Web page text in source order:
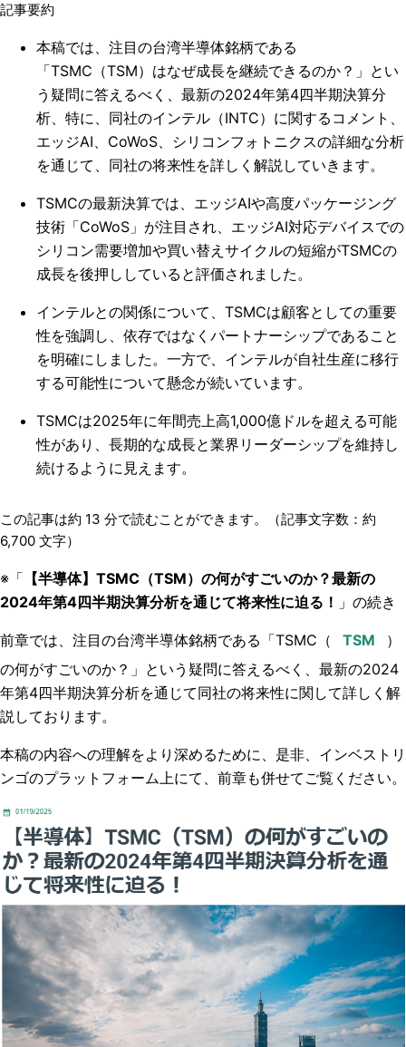
記事要約
本稿では、注目の台湾半導体銘柄である
「TSMC（TSM）はなぜ成長を継続できるのか？」とい
う疑問に答えるべく、最新の2024年第4四半期決算分
析、特に、同社のインテル（INTC）に関するコメント、
エッジAI、CoWoS、シリコンフォトニクスの詳細な分析
を通じて、同社の将来性を詳しく解説していきます。
TSMCの最新決算では、エッジAIや高度パッケージング
技術「CoWoS」が注目され、エッジAI対応デバイスでの
シリコン需要増加や買い替えサイクルの短縮がTSMCの
成長を後押ししていると評価されました。
インテルとの関係について、TSMCは顧客としての重要
性を強調し、依存ではなくパートナーシップであること
を明確にしました。一方で、インテルが自社生産に移行
する可能性について懸念が続いています。
TSMCは2025年に年間売上高1,000億ドルを超える可能
性があり、長期的な成長と業界リーダーシップを維持し
続けるように見えます。
この記事は約 13 分で読むことができます。（記事文字数：約
6,700 文字）
※「 【半導体】TSMC（TSM）の何がすごいのか？最新の
2024年第4四半期決算分析を通じて将来性に迫る！ 」の続き
前章では、注目の台湾半導体銘柄である「TSMC（
）
の何がすごいのか？」という疑問に答えるべく、最新の2024
年第4四半期決算分析を通じて同社の将来性に関して詳しく解
説しております。
本稿の内容への理解をより深めるために、是非、インベストリ
ンゴのプラットフォーム上にて、前章も併せてご覧ください。